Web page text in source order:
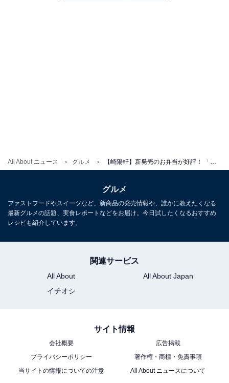
All About ニュース グルメ
デミグラスソースたっぷりのミニハンバーグ
このほか、「洋食の定番」といえる、ミニハンバーグや
ポテトサラダ のほか、「シウマイ弁当」でおなじみの
グルメ
ファストフードやスイーツなど、新商品の発売情報や、誰かに教えたくなる
最新グルメの話題、実食レポートなどをお届け。今日試したくなるおすすめ
レシピも紹介しています。
関連サービス
All About
All About Japan
イチオシ
サイト情報
会社概要
広告掲載
プライバシーポリシー
著作権・商標・免責事項
当サイトの情報についての注意
All About ニュースについて